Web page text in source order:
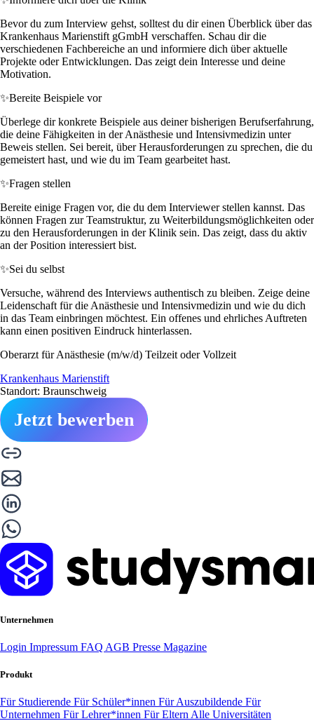
Bevor du zum Interview gehst, solltest du dir einen Überblick über das
Krankenhaus Marienstift gGmbH verschaffen. Schau dir die
verschiedenen Fachbereiche an und informiere dich über aktuelle
Projekte oder Entwicklungen. Das zeigt dein Interesse und deine
Motivation.
✨Bereite Beispiele vor
Überlege dir konkrete Beispiele aus deiner bisherigen Berufserfahrung,
die deine Fähigkeiten in der Anästhesie und Intensivmedizin unter
Beweis stellen. Sei bereit, über Herausforderungen zu sprechen, die du
gemeistert hast, und wie du im Team gearbeitet hast.
✨Fragen stellen
Bereite einige Fragen vor, die du dem Interviewer stellen kannst. Das
können Fragen zur Teamstruktur, zu Weiterbildungsmöglichkeiten oder
zu den Herausforderungen in der Klinik sein. Das zeigt, dass du aktiv
an der Position interessiert bist.
✨Sei du selbst
Versuche, während des Interviews authentisch zu bleiben. Zeige deine
Leidenschaft für die Anästhesie und Intensivmedizin und wie du dich
in das Team einbringen möchtest. Ein offenes und ehrliches Auftreten
kann einen positiven Eindruck hinterlassen.
Oberarzt für Anästhesie (m/w/d) Teilzeit oder Vollzeit
Krankenhaus Marienstift
Standort: Braunschweig
Jetzt bewerben
Unternehmen
Login Impressum FAQ AGB Presse Magazine
Produkt
Für Studierende Für Schüler*innen Für Auszubildende Für
Unternehmen Für Lehrer*innen Für Eltern Alle Universitäten